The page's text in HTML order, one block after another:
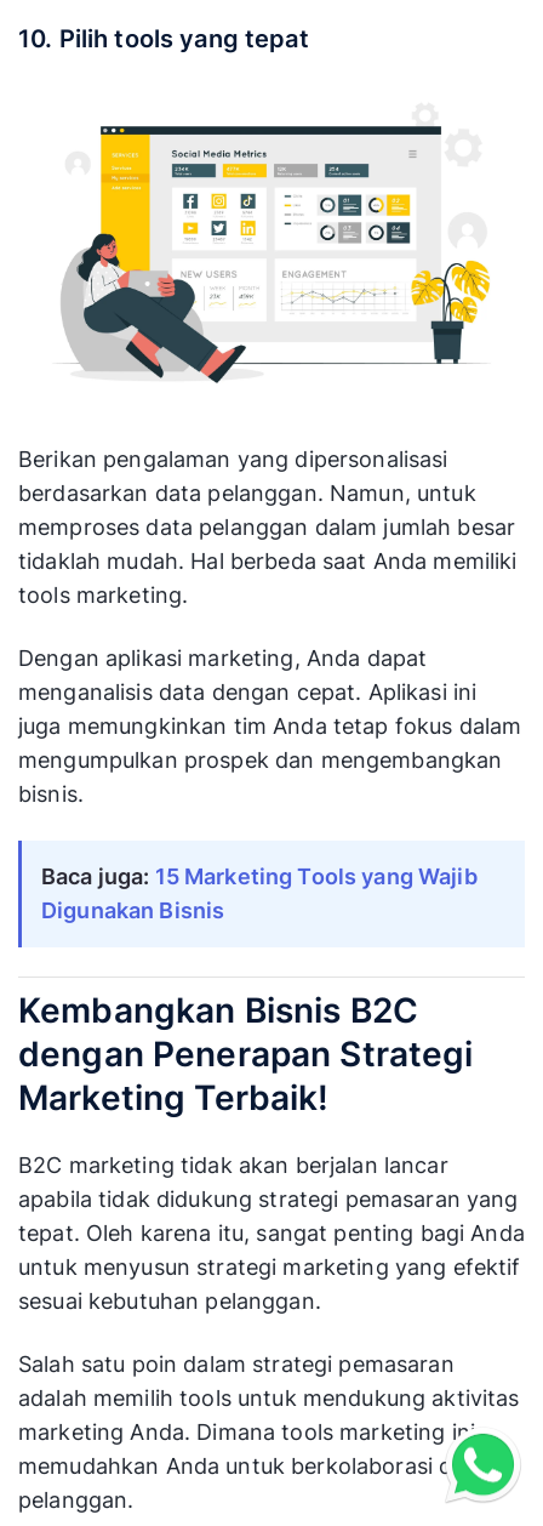
10. Pilih tools yang tepat
Berikan pengalaman yang dipersonalisasi
berdasarkan data pelanggan. Namun, untuk
memproses data pelanggan dalam jumlah besar
tidaklah mudah. Hal berbeda saat Anda memiliki
tools marketing.
Dengan aplikasi marketing, Anda dapat
menganalisis data dengan cepat. Aplikasi ini
juga memungkinkan tim Anda tetap fokus dalam
mengumpulkan prospek dan mengembangkan
bisnis.
Baca juga: 15 Marketing Tools yang Wajib
Digunakan Bisnis
Kembangkan Bisnis B2C
dengan Penerapan Strategi
Marketing Terbaik!
B2C marketing tidak akan berjalan lancar
apabila tidak didukung strategi pemasaran yang
tepat. Oleh karena itu, sangat penting bagi Anda
untuk menyusun strategi marketing yang efektif
sesuai kebutuhan pelanggan.
Salah satu poin dalam strategi pemasaran
adalah memilih tools untuk mendukung aktivitas
marketing Anda. Dimana tools marketing ini
memudahkan Anda untuk berkolaborasi dengan
pelanggan.